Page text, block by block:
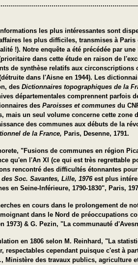
les plus intéressantes sont
les plus difficiles, transmises à
!). Notre enquête a été précédée par
dans cette étude en raison de
de synthèse relatifs aux circonscriptions
dans l'Aisne en 1944). Les
des Dictionnaires topographiques de la
départementales comprennent parfois
des Paroisses et communes du
mais un seul volume concerne cette zone
des communes aux débuts de la
de la France, Paris, Desenne, 1791.
"Fusions de communes en région
qu'en l'An XI (ce qui est très regrettable
rencontré des difficultés étonnantes
Soc. Savantes, Lille, 1976est plus
en Seine-Inférieure, 1790-1830", Paris,
en cours dans le prolongement de
dans le Nord de préoccupations
1973) & G. Pezin, "La communauté
en 1806 selon M. Reinhard, "La
respectables cependant puisque c'est à
, Ministère des travaux publics, agriculture